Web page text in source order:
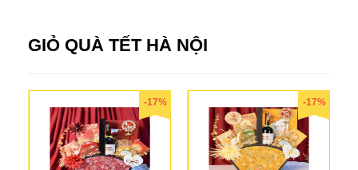
GIỎ QUÀ TẾT HÀ NỘI
-17% -17%